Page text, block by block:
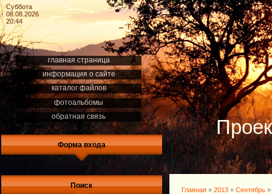
Суббота
08.08.2026
20:44
главная страница
информация о сайте
каталог файлов
фотоальбомы
обратная связь
Форма входа
Поиск Главная » 2013 » Сентябрь »